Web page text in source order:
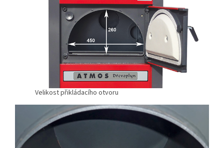
Velikost přikládacího otvoru